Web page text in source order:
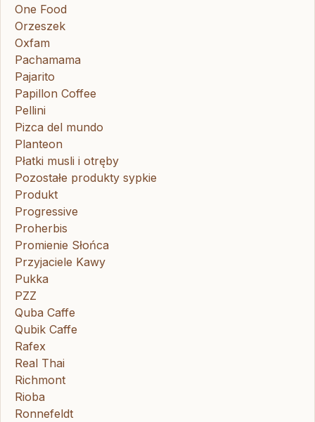
One Food
Orzeszek
Oxfam
Pachamama
Pajarito
Papillon Coffee
Pellini
Pizca del mundo
Planteon
Płatki musli i otręby
Pozostałe produkty sypkie
Produkt
Progressive
Proherbis
Promienie Słońca
Przyjaciele Kawy
Pukka
PZZ
Quba Caffe
Qubik Caffe
Rafex
Real Thai
Richmont
Rioba
Ronnefeldt